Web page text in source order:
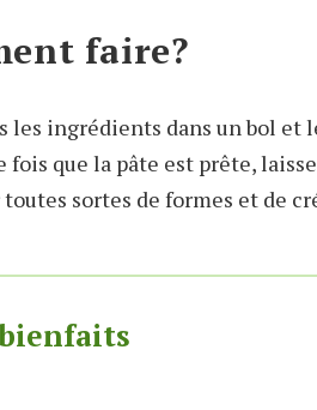
faire?
les ingrédients dans un bol et
fois que la pâte est prête,
sortes de formes et de